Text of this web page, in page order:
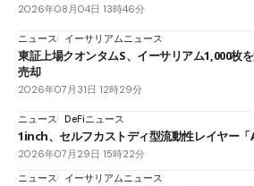
2026年08月04日 13時46分
ニュース イーサリアムニュース
東証上場クオンタムS、イーサリアム1,000枚
売却
2026年07月31日 12時29分
ニュース DeFiニュース
1inch、セルフカストディ型流動性レイヤー
2026年07月29日 15時22分
ニュース
イーサリアムニュース